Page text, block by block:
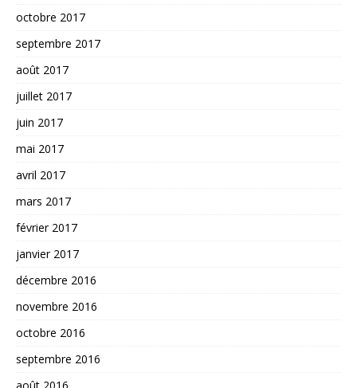
octobre 2017
septembre 2017
août 2017
juillet 2017
juin 2017
mai 2017
avril 2017
mars 2017
février 2017
janvier 2017
décembre 2016
novembre 2016
octobre 2016
septembre 2016